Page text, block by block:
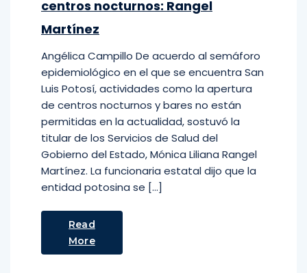
centros nocturnos: Rangel
Martínez
Angélica Campillo De acuerdo al semáforo
epidemiológico en el que se encuentra San
Luis Potosí, actividades como la apertura
de centros nocturnos y bares no están
permitidas en la actualidad, sostuvó la
titular de los Servicios de Salud del
Gobierno del Estado, Mónica Liliana Rangel
Martínez. La funcionaria estatal dijo que la
entidad potosina se […]
Read
More